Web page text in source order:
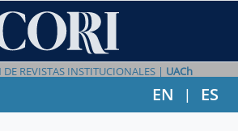
REVISTAS INSTITUCIONALES | UACh
EN | ES